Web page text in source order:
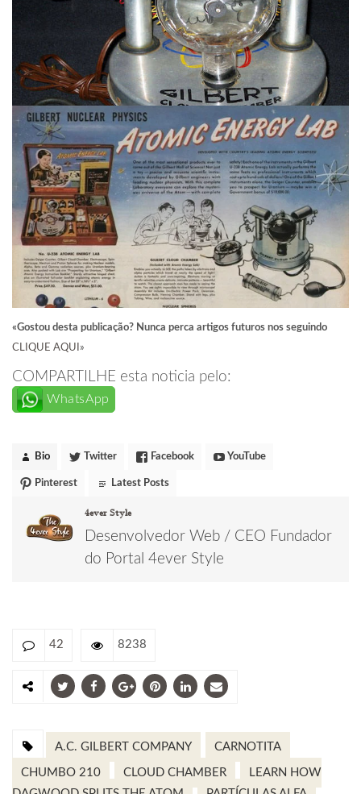
«Gostou desta publicação? Nunca perca artigos futuros nos seguindo
CLIQUE AQUI »
COMPARTILHE esta noticia pelo:
WhatsApp
Bio Twitter Facebook YouTube
Pinterest Latest Posts
4ever Style
Desenvolvedor Web / CEO Fundador
do Portal 4ever Style
42 8238
A.C. GILBERT COMPANY CARNOTITA
CHUMBO 210 CLOUD CHAMBER
LEARN HOW